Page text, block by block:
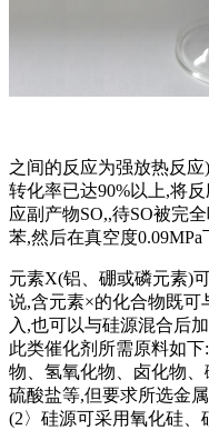
之间的反应为强放热反
转化率已达90%以上,将
应副产物SO,,待SO被完
苯,然后在真空度
元素X(铝、硼或磷元素)
说,含元素×的化合物既可
入,也可以与硅源混合后
此类催化剂所需原料如
物、氢氧化物、卤化物、
硫酸盐等,但要求所选金
(2〉硅源可采用氧化硅